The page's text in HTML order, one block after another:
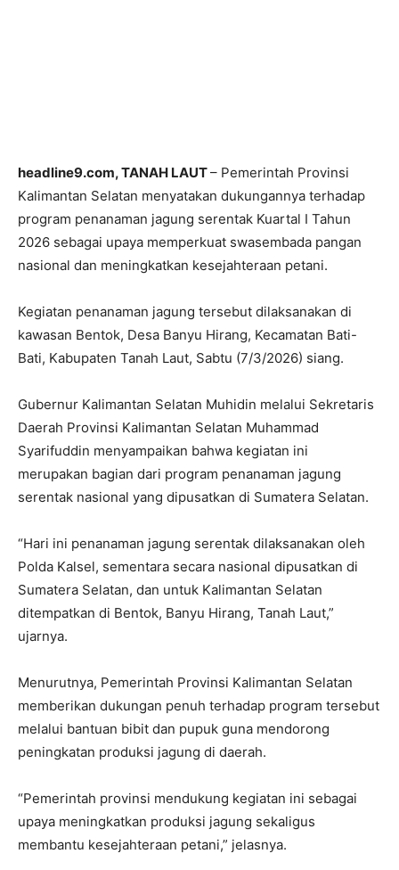
headline9.com, TANAH LAUT– Pemerintah Provinsi
Kalimantan Selatan menyatakan dukungannya terhadap
program penanaman jagung serentak Kuartal I Tahun
2026 sebagai upaya memperkuat swasembada pangan
nasional dan meningkatkan kesejahteraan petani.
Kegiatan penanaman jagung tersebut dilaksanakan di
kawasan Bentok, Desa Banyu Hirang, Kecamatan Bati-
Bati, Kabupaten Tanah Laut, Sabtu (7/3/2026) siang.
Gubernur Kalimantan Selatan Muhidin melalui Sekretaris
Daerah Provinsi Kalimantan Selatan Muhammad
Syarifuddin menyampaikan bahwa kegiatan ini
merupakan bagian dari program penanaman jagung
serentak nasional yang dipusatkan di Sumatera Selatan.
“Hari ini penanaman jagung serentak dilaksanakan oleh
Polda Kalsel, sementara secara nasional dipusatkan di
Sumatera Selatan, dan untuk Kalimantan Selatan
ditempatkan di Bentok, Banyu Hirang, Tanah Laut,”
ujarnya.
Menurutnya, Pemerintah Provinsi Kalimantan Selatan
memberikan dukungan penuh terhadap program tersebut
melalui bantuan bibit dan pupuk guna mendorong
peningkatan produksi jagung di daerah.
“Pemerintah provinsi mendukung kegiatan ini sebagai
upaya meningkatkan produksi jagung sekaligus
membantu kesejahteraan petani,” jelasnya.